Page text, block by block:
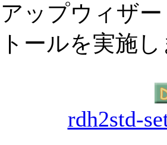
ップウィザ
ールを実施
rdh2std-